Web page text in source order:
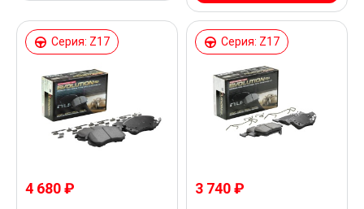
Серия: Z17
4 680 ₽
Серия: Z17
3 740 ₽